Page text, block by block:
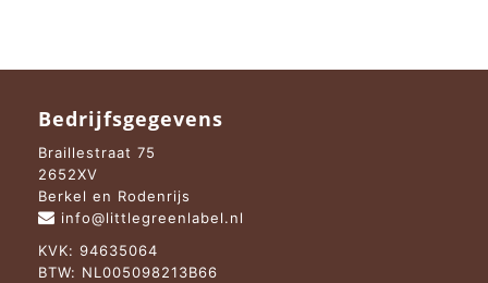
Bedrijfsgegevens
Braillestraat 75
2652XV
Berkel en Rodenrijs
info@littlegreenlabel.nl
KVK: 94635064
BTW: NL005098213B66